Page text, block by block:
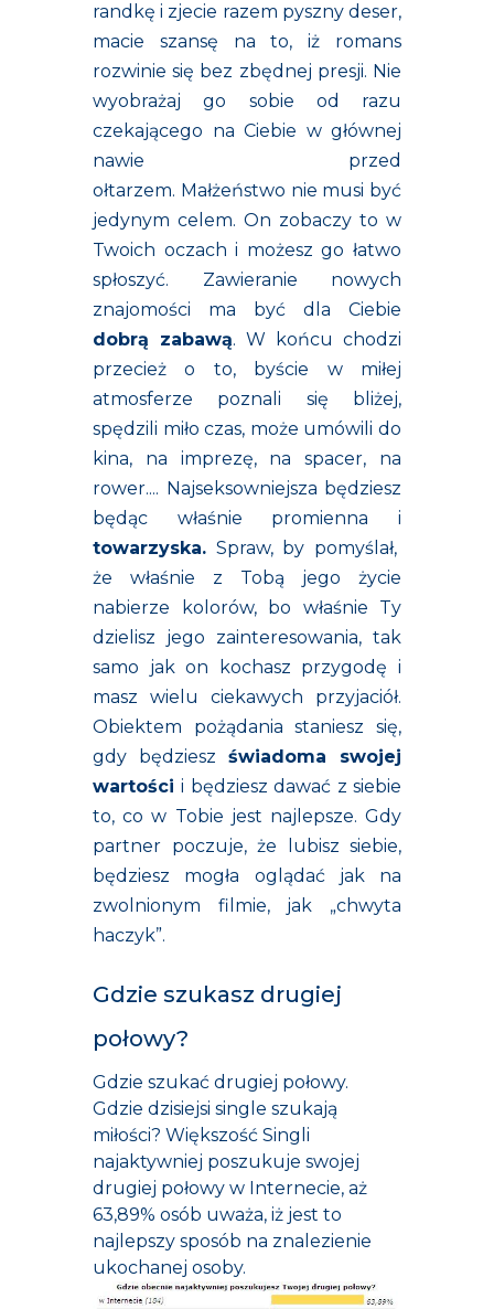
randkę i zjecie razem pyszny deser,
macie szansę na to, iż romans
rozwinie się bez zbędnej presji. Nie
wyobrażaj go sobie od razu
czekającego na Ciebie w głównej
nawie przed
ołtarzem. Małżeństwo nie musi być
jedynym celem. On zobaczy to w
Twoich oczach i możesz go łatwo
spłoszyć. Zawieranie nowych
znajomości ma być dla Ciebie
dobrą zabawą. W końcu chodzi
przecież o to, byście w miłej
atmosferze poznali się bliżej,
spędzili miło czas, może umówili do
kina, na imprezę, na spacer, na
rower.... Najseksowniejsza będziesz
będąc właśnie promienna i
towarzyska. Spraw, by pomyślał,
że właśnie z Tobą jego życie
nabierze kolorów, bo właśnie Ty
dzielisz jego zainteresowania, tak
samo jak on kochasz przygodę i
masz wielu ciekawych przyjaciół.
Obiektem pożądania staniesz się,
gdy będziesz świadoma swojej
wartościi będziesz dawać z siebie
to, co w Tobie jest najlepsze. Gdy
partner poczuje, że lubisz siebie,
będziesz mogła oglądać jak na
zwolnionym filmie, jak „chwyta
haczyk”.
Gdzie szukasz drugiej
połowy?
Gdzie szukać drugiej połowy.
Gdzie dzisiejsi single szukają
miłości? Większość Singli
najaktywniej poszukuje swojej
drugiej połowy w Internecie, aż
63,89% osób uważa, iż jest to
najlepszy sposób na znalezienie
ukochanej osoby.